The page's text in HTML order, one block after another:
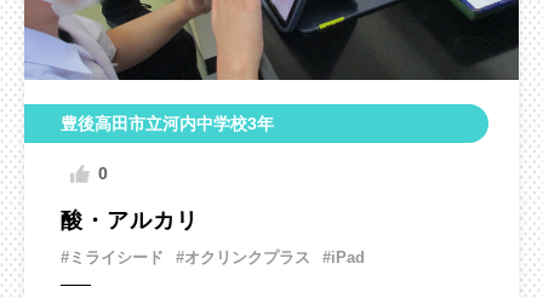
豊後高田市立河内中学校3年
0
酸・アルカリ
#ミライシード #オクリンクプラス #iPad